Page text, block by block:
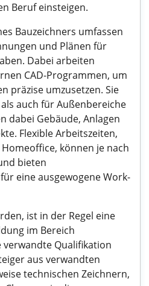
Beruf einsteigen.
Bauzeichners umfassen
und Plänen für
Dabei arbeiten
CAD-Programmen, um
präzise umzusetzen. Sie
auch für Außenbereiche
dabei Gebäude, Anlagen
Flexible Arbeitszeiten,
können je nach
bieten
eine ausgewogene Work-
ist in der Regel eine
im Bereich
verwandte Qualifikation
aus verwandten
technischen Zeichnern,